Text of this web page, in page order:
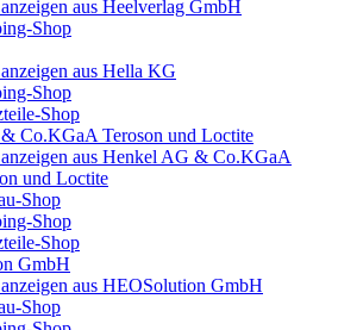
aus Heelverlag GmbH
Shop
aus Hella KG
Shop
Shop
Co.KGaA Teroson und Loctite
aus Henkel AG & Co.KGaA
und Loctite
Shop
Shop
Shop
GmbH
aus HEOSolution GmbH
Shop